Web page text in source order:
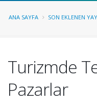
ANA SAYFA SON EKLENEN
Turizmde
Pazarlar